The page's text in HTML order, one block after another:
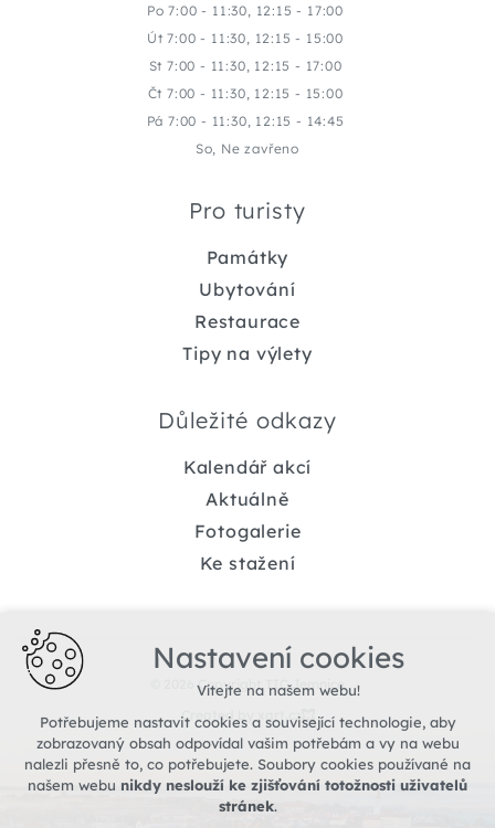
Po 7:00 - 11:30, 12:15 - 17:00
Út 7:00 - 11:30, 12:15 - 15:00
St 7:00 - 11:30, 12:15 - 17:00
Čt 7:00 - 11:30, 12:15 - 15:00
Pá 7:00 - 11:30, 12:15 - 14:45
So, Ne zavřeno
Pro turisty
Památky
Ubytování
Restaurace
Tipy na výlety
Důležité odkazy
Kalendář akcí
Aktuálně
Fotogalerie
Ke stažení
© 2026 Copyright TIC Jemnice
Created by xart.cz
Nastavení cookies
Vítejte na našem webu!
Potřebujeme nastavit cookies a související technologie, aby
zobrazovaný obsah odpovídal vašim potřebám a vy na webu
nalezli přesně to, co potřebujete. Soubory cookies používané na
našem webu nikdy neslouží ke zjišťování totožnosti uživatelů
stránek.